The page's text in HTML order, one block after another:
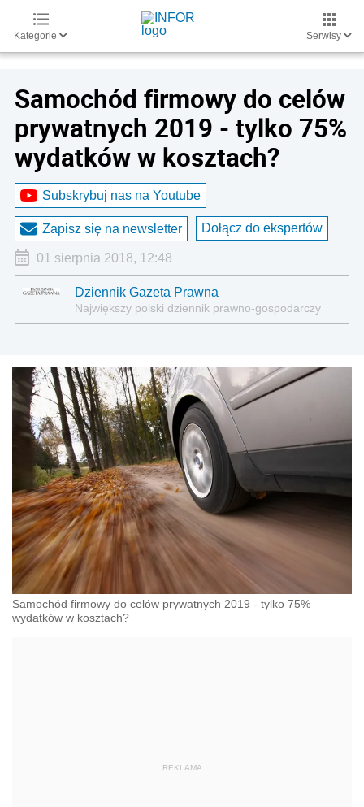
Kategorie Serwisy
Samochód firmowy do celów
prywatnych 2019 - tylko 75%
wydatków w kosztach?
Subskrybuj nas na Youtube
Zapisz się na newsletter Dołącz do ekspertów
01 sierpnia 2018, 12:48
Dziennik Gazeta Prawna
Największy polski dziennik prawno-gospodarczy
Samochód firmowy do celów prywatnych 2019 - tylko 75%
wydatków w kosztach?